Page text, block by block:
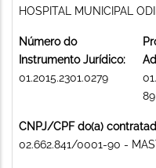
HOSPITAL MUNICIPAL
Número do
Instrumento Jurídico:
01.2015.2301.0279
89
CNPJ/CPF do(a)
02.662.841/0001-90 -